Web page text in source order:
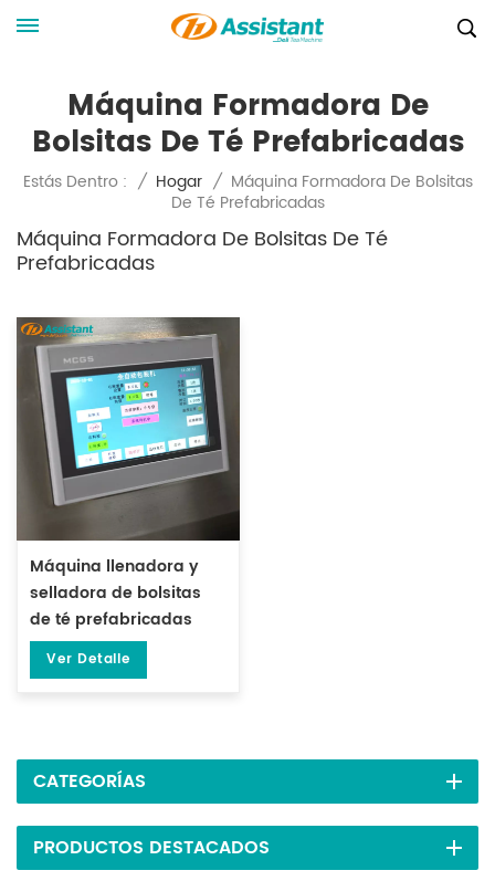
Máquina Formadora De
Bolsitas De Té Prefabricadas
Estás Dentro : / Hogar / Máquina Formadora De Bolsitas
De Té Prefabricadas
Máquina Formadora De Bolsitas De Té
Prefabricadas
Máquina llenadora y
selladora de bolsitas
de té prefabricadas
verticales grandes de 1-
15 gramos DL-DZK-1S-A
Ver Detalle
CATEGORÍAS
PRODUCTOS DESTACADOS